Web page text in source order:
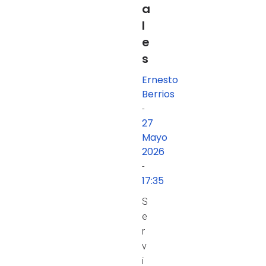
a
l
e
s
Ernesto
Berrios
-
27
Mayo
2026
-
17:35
S
e
r
v
i